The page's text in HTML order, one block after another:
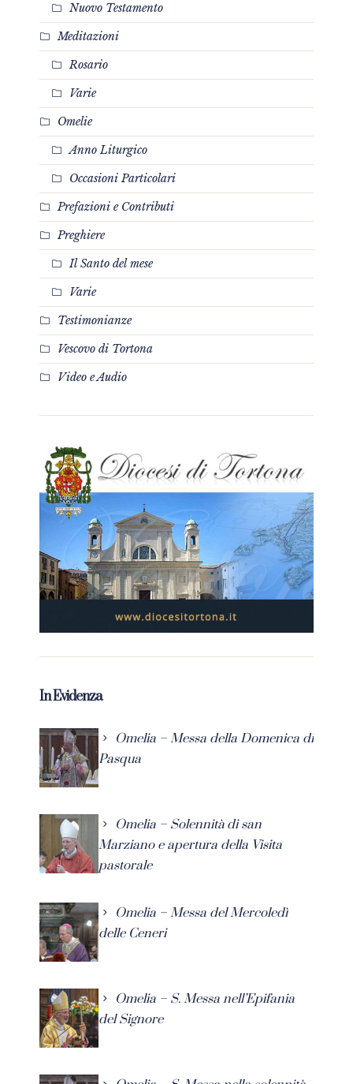
Nuovo Testamento
Meditazioni
Rosario
Varie
Omelie
Anno Liturgico
Occasioni Particolari
Prefazioni e Contributi
Preghiere
Il Santo del mese
Varie
Testimonianze
Vescovo di Tortona
Video e Audio
In Evidenza
Omelia – Messa della Domenica di
Pasqua
Omelia – Solennità di san
Marziano e apertura della Visita
pastorale
Omelia – Messa del Mercoledì
delle Ceneri
Omelia – S. Messa nell’Epifania
del Signore